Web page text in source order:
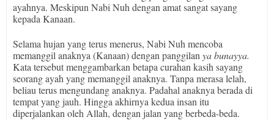
ayahnya. Meskipun Nabi Nuh dengan amat sangat sayang
kepada Kanaan.
Selama hujan yang terus menerus, Nabi Nuh mencoba
memanggil anaknya (Kanaan) dengan panggilan ya bunayya.
Kata tersebut menggambarkan betapa curahan kasih sayang
seorang ayah yang memanggil anaknya. Tanpa merasa lelah,
beliau terus mengundang anaknya. Padahal anaknya berada di
tempat yang jauh. Hingga akhirnya kedua insan itu
diperjalankan oleh Allah, dengan jalan yang berbeda-beda.